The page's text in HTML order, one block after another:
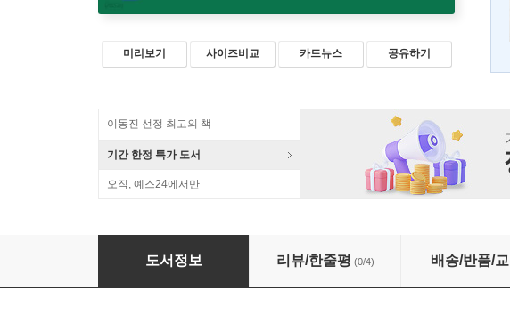
미리보기 사이즈비교 카드뉴스 공유하기
이동진 선정 최고의 책
기간 한정 특가 도서
오직, 예스24에서만
마음도 운동이 필요해
도서정보 리뷰/한줄평 (0/4) 배송/반품/